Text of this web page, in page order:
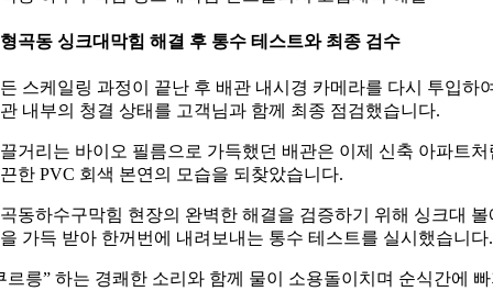
곡동 싱크대막힘 해결 후 통수 테스트와 최종 검수
스케일링 과정이 끝난 후 배관 내시경 카메라를 다시 투입하
내부의 청결 상태를 고객님과 함께 최종 점검했습니다.
거리는 바이오 필름으로 가득했던 배관은 이제 신축 아파트처
한 PVC 회색 본연의 모습을 되찾았습니다.
동하수구막힘 현장의 완벽한 해결을 검증하기 위해 싱크대 볼
가득 받아 한꺼번에 내려보내는 통수 테스트를 실시했습니다.
르릉” 하는 경쾌한 소리와 함께 물이 소용돌이치며 순식간에